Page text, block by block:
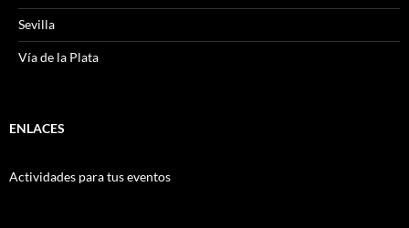
Sevilla
Vía de la Plata
ENLACES
Actividades para tus eventos